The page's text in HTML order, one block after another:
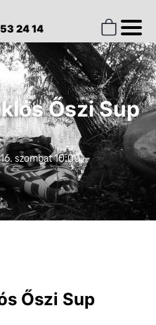
24 14
Őszi Sup
szombat 10:00
Őszi Sup